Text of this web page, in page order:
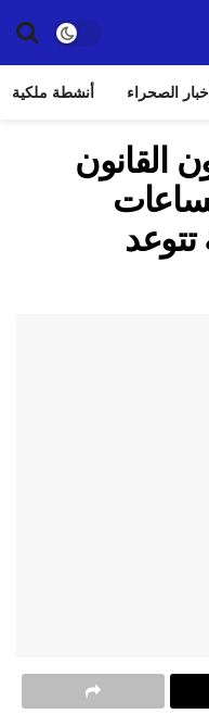
أخبار الصحراء أنشطة ملكية
القانون
تتوعد